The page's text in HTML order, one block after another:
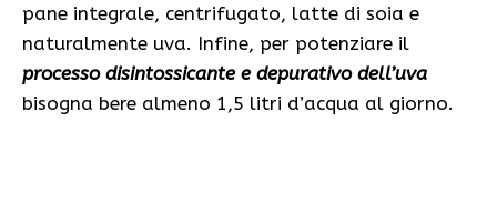
pane integrale, centrifugato, latte di soia e
naturalmente uva. Infine, per potenziare il
processo disintossicante e depurativo dell’uva
bisogna bere almeno 1,5 litri d’acqua al giorno.